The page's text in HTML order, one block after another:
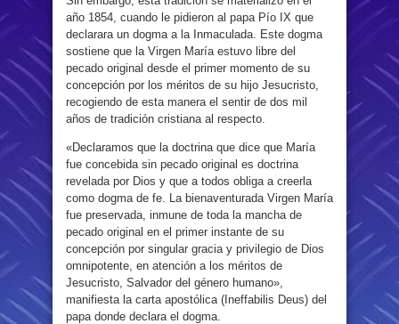
año 1854, cuando le pidieron al papa Pío IX que
declarara un dogma a la Inmaculada. Este dogma
sostiene que la Virgen María estuvo libre del
pecado original desde el primer momento de su
concepción por los méritos de su hijo Jesucristo,
recogiendo de esta manera el sentir de dos mil
años de tradición cristiana al respecto.
«Declaramos que la doctrina que dice que María
fue concebida sin pecado original es doctrina
revelada por Dios y que a todos obliga a creerla
como dogma de fe. La bienaventurada Virgen María
fue preservada, inmune de toda la mancha de
pecado original en el primer instante de su
concepción por singular gracia y privilegio de Dios
omnipotente, en atención a los méritos de
Jesucristo, Salvador del género humano»,
manifiesta la carta apostólica (Ineffabilis Deus) del
papa donde declara el dogma.